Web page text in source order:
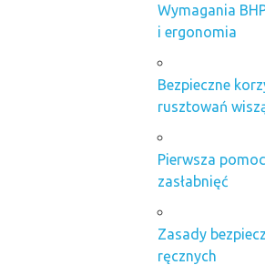
Wymagania
i ergonomia
Bezpieczne
rusztowań
Pierwsza
zasłabnięć
Zasady
ręcznych